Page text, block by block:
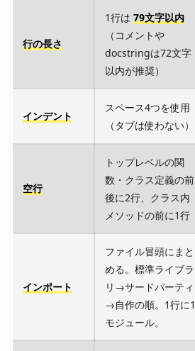
行の長さ
1行は 79文字以内
（コメントや
docstringは72文字
以内が推奨）
インデント
スペース4つを使用
（タブは使わない）
空行
トップレベルの関
数・クラス定義の前
後に2行、クラス内
メソッドの前に1行
インポート
ファイル冒頭にまと
める。標準ライブラ
リ→サードパーティ
→自作の順。1行に1
モジュール。